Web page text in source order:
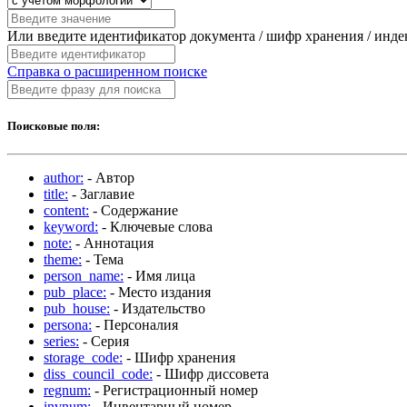
Или введите идентификатор документа / шифр хранения /
Справка о расширенном поиске
Поисковые поля:
author: - Автор
title: - Заглавие
content: - Содержание
keyword: - Ключевые слова
note: - Аннотация
theme: - Тема
person_name: - Имя лица
pub_place: - Место издания
pub_house: - Издательство
persona: - Персоналия
series: - Серия
storage_code: - Шифр хранения
diss_council_code: - Шифр диссовета
regnum: - Регистрационный номер